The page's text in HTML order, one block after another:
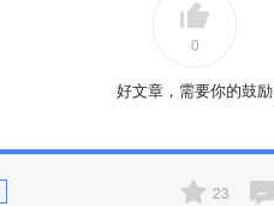
0
好文章，需要你的鼓励
23